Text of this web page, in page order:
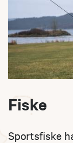
Fiske
Sportsfiske